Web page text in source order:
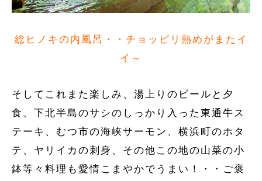
総ヒノキの内風呂・・チョッピリ熱めがまたイ
イ～
そしてこれまた楽しみ、湯上りのビールと夕
食、下北半島のサシのしっかり入った東通牛ス
テーキ、むつ市の海峡サーモン、横浜町のホタ
テ、ヤリイカの刺身、その他この地の山菜の小
鉢等々料理も愛情こまやかでうまい！・・ご褒